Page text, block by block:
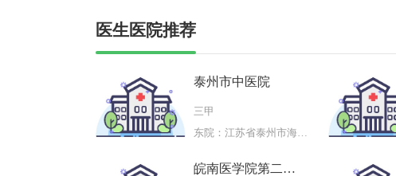
医生医院推荐
泰州市中医院
三甲
东院：江苏省泰州市海陵区济川东路
皖南医学院第二附